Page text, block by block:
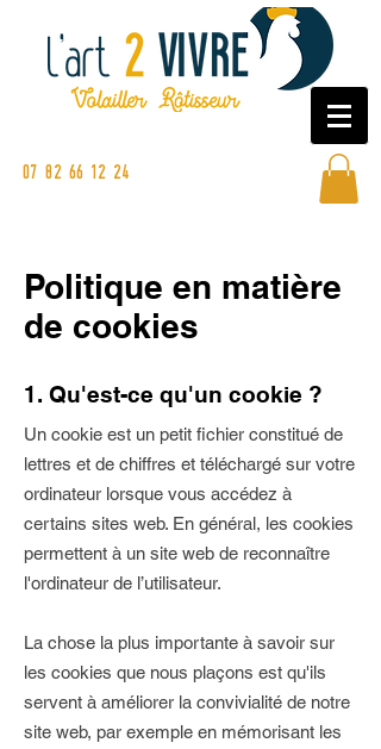
07 82 66 12 24
Politique en matière
de cookies
1. Qu'est-ce qu'un cookie ?
Un cookie est un petit fichier constitué de
lettres et de chiffres et téléchargé sur votre
ordinateur lorsque vous accédez à
certains sites web. En général, les cookies
permettent à un site web de reconnaître
l'ordinateur de l’utilisateur.
La chose la plus importante à savoir sur
les cookies que nous plaçons est qu'ils
servent à améliorer la convivialité de notre
site web, par exemple en mémorisant les